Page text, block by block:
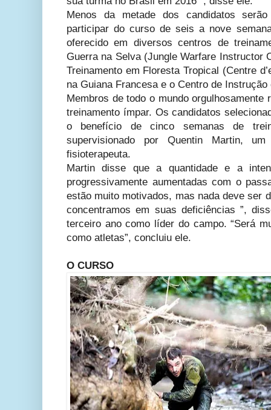
Menos da metade dos candidatos
participar do curso de seis a nove
oferecido em diversos centros de
Guerra na Selva (Jungle Warfare Instructor
Treinamento em Floresta Tropical (Centre
na Guiana Francesa e o Centro de
Membros de todo o mundo
treinamento ímpar. Os candidatos
o benefício de cinco semanas de
supervisionado por Quentin Martin,
fisioterapeuta.
Martin disse que a quantidade e a
progressivamente aumentadas com o
estão muito motivados, mas nada deve ser
concentramos em suas deficiências ”,
terceiro ano como líder do campo. “Será
como atletas”, concluiu ele.
O CURSO